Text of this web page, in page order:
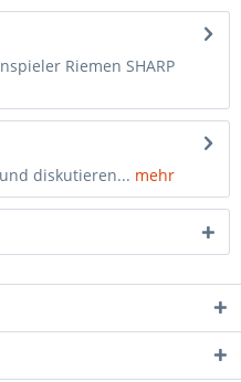
Riemen SHARP
diskutieren... mehr